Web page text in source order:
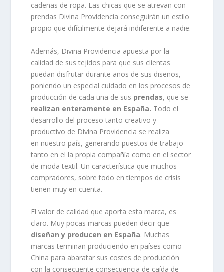
cadenas de ropa. Las chicas que se atrevan con
prendas Divina Providencia conseguirán un estilo
propio que difícilmente dejará indiferente a nadie.
Además, Divina Providencia apuesta por la
calidad de sus tejidos para que sus clientas
puedan disfrutar durante años de sus diseños,
poniendo un especial cuidado en los procesos de
producción de cada una de sus prendas, que se
realizan enteramente en España. Todo el
desarrollo del proceso tanto creativo y
productivo de Divina Providencia se realiza
en nuestro país, generando puestos de trabajo
tanto en el la propia compañía como en el sector
de moda textil. Un característica que muchos
compradores, sobre todo en tiempos de crisis
tienen muy en cuenta.
El valor de calidad que aporta esta marca, es
claro. Muy pocas marcas pueden decir que
diseñan y producen en España. Muchas
marcas terminan produciendo en países como
China para abaratar sus costes de producción
con la consecuente consecuencia de caída de